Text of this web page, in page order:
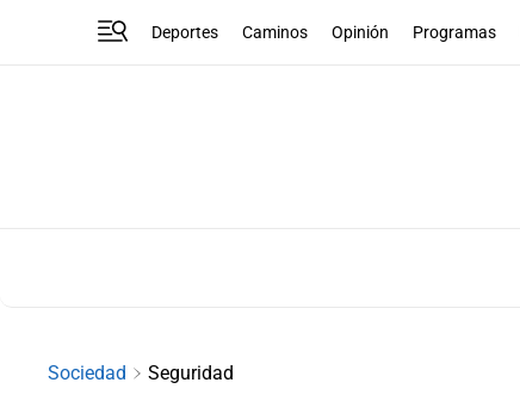
Deportes Caminos Opinión Programas
Sociedad Seguridad